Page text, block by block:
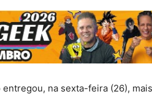
na sexta-feira (26),